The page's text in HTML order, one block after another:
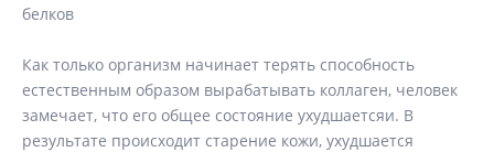
белков
Как только организм начинает терять способность
естественным образом вырабатывать коллаген, человек
замечает, что его общее состояние ухудшаетсяи. В
результате происходит старение кожи, ухудшается